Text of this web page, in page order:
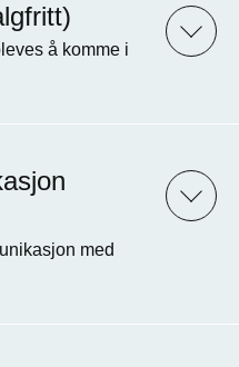
å komme i
med